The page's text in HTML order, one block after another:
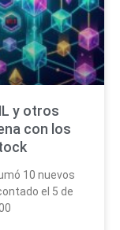
y otros
con los
10 nuevos
el 5 de